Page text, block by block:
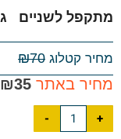
מתקפל לשניים
מחיר קטלוג ₪70
מחיר באתר ₪35